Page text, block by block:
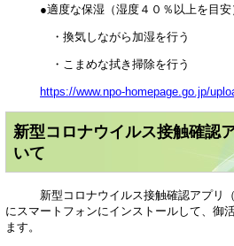
●適度な保湿（湿度４０％以上を目安
・換気しながら加湿を行う
・こまめな拭き掃除を行う
https://www.npo-homepage.go.jp/
新型コロナウイルス接触確認
いて
新型コロナウイルス接触確認アプリ（
にスマートフォンにインストールして、御
ます。